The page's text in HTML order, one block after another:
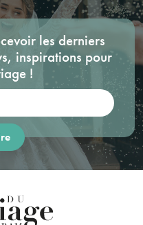
les derniers
inspirations pour
!